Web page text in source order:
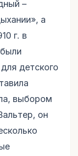
–
а
г. в
детского
выбором
он